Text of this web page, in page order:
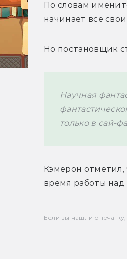
По словам
начинает все
Но постановщик
Научная
только в сай-
Кэмерон отметил,
время работы
Если вы нашли